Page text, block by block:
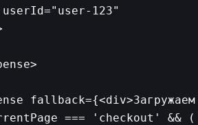
123"
=== 'checkout' && (